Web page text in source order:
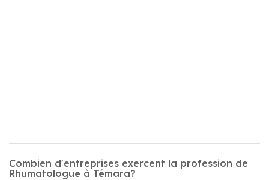
Combien d'entreprises exercent la profession de
Rhumatologue à Témara?